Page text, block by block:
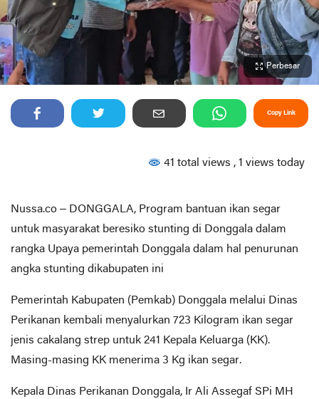
Perbesar
Copy Link
41 total views , 1 views today
Nussa.co – DONGGALA, Program bantuan ikan segar
untuk masyarakat beresiko stunting di Donggala dalam
rangka Upaya pemerintah Donggala dalam hal penurunan
angka stunting dikabupaten ini
Pemerintah Kabupaten (Pemkab) Donggala melalui Dinas
Perikanan kembali menyalurkan 723 Kilogram ikan segar
jenis cakalang strep untuk 241 Kepala Keluarga (KK).
Masing-masing KK menerima 3 Kg ikan segar.
Kepala Dinas Perikanan Donggala, Ir Ali Assegaf SPi MH